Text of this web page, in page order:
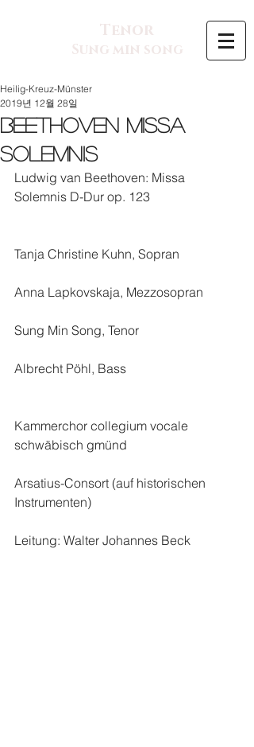
Tenor
Sung min song
Beethoven Missa
Solemnis
Heilig-Kreuz-Münster
2019년 12월 28일
Ludwig van Beethoven: Missa
Solemnis D-Dur op. 123
Tanja Christine Kuhn, Sopran
Anna Lapkovskaja, Mezzosopran
Sung Min Song, Tenor
Albrecht Pöhl, Bass
Kammerchor collegium vocale
schwäbisch gmünd
Arsatius-Consort (auf historischen
Instrumenten)
Leitung: Walter Johannes Beck